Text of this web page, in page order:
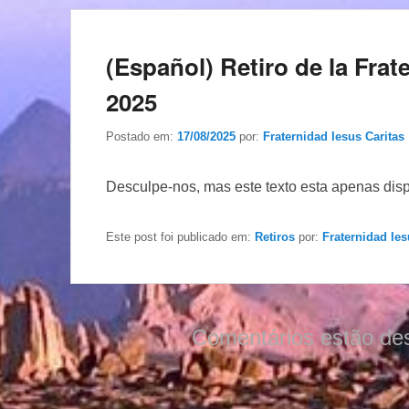
(Español) Retiro de la
2025
Postado em: 17/08/2025 por: Fraternidad Iesus Caritas
Desculpe-nos, mas este texto esta apenas
Este post foi publicado em: Retiros por: Fraternidad
Comentários estão